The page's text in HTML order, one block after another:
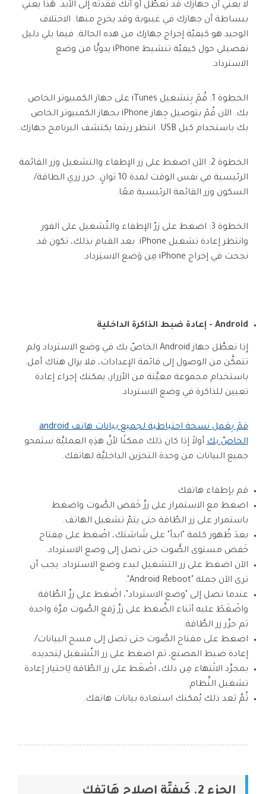
لا يعني أن جهازك قد تعطّل أو أنَّك فقدته إلى الأبد. هَذا يعني
ببساطة أن جهازك في غيبوبة وقد يخرج منها. الاختلاف
الوحيد هو كيفيّة إخراج جهازك من هذه الحالة. فيما يلي دليل
تفصيلي حول كيفيّة تنشيط iPhone يدويًّا من وضع
الاسترداد.
الخطوة 1: قُمْ بِتشغيل iTunes على جهاز الكمبيوتر الخاص
بك. الآن قُمْ بتوصيل جِهاز iPhone بجهاز الكمبيوتر الخاص
بك باستخدام كبل USB. انتظر ريثما يكتشف البرنامج جهازك.
الخطوة 2: الآن اضغط على زر الإطفاء والتشغيل وزر القائمة
الرئيسية في نفس الوقت لمدة 10 ثوانٍ. حرر زري الطاقة/
السكون وزر القائمة الرئيسية معًا.
الخطوة 3: اضغط على زرّ الإطفاء والتّشغيل على الفور
وانتظر إعادة تشغيل iPhone. بعد القيام بذلك، تكون قد
نجحت في إخراج iPhone مِن وَضع الاستِرداد.
Android - إعادة ضبط الذاكرة الداخلية
إِذا تعطَّل جهاز Android الخاصّ بك في وضع الاسترداد ولم
تتمكَّن من الوصول إلى قائمة الإعدادات، فلا يزال هناك أمل.
باستخدام مجموعة معيَّنة من الأزرار، يمكنك إجراء إعادة
تعيين للذاكرة في وضع الاسترداد.
قمْ بِعَمل نسخة احتياطية لجميع بيانات هاتف android
الخاصّ بك أولاً إذا كان ذلك ممكنًا لأنَّ هذِهِ العمليَّة ستمحو
جميع البيانات من وحدة التخزين الداخليَّة لهاتفك.
قم بإطفاء هاتفك
اضغط مع الاستمرار على زرِّ خَفض الصَّوت واضغط
باستمرار على زر الطّاقة حتى يتمّ تشغيل الهاتف.
بعدَ ظُهور كلمة "ابدأ" على شَاشتك، اضْغط على مِفتاح
خَفض مستوى الصًّوت حتى تصل إلى وضع الاسترداد.
الآن اضغط على زر التشغيل لبدء وضع الاسترداد. يجب أن
ترى الآن جملة "Android Reboot".
عندما تصل إلى "وضع الاسترداد"، اضْغط على زرِّ الطَّاقة
واضْغَطْ عليه أثناء الضَّغط على زرِّ رَفعِ الصَّوت مرَّة واحدة
ثم حرِّر زر الطَّاقة.
اضغط على مفتاح الصَّوت حتى تصل إلى مسح البيانات/
إعادة ضبط المصنع، ثم اضغط على زر التّشغيل لِتحديده.
بمجرَّد الانْتهاء مِن ذلك، اضْغَط على زر الطّاقة لِاختيار إعادة
تشغيل النِّظام.
ثُمَّ بَعد ذلك يُمكنك استعادة بيانات هاتفك.
الجزء 2. كَيفيِّة إِصلاح هَاتِفك